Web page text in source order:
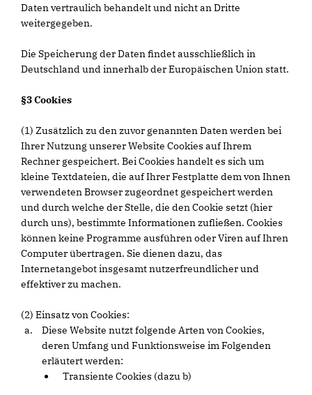
Daten vertraulich behandelt und nicht an Dritte
weitergegeben.
Die Speicherung der Daten findet ausschließlich in
Deutschland und innerhalb der Europäischen Union statt.
§3 Cookies
(1) Zusätzlich zu den zuvor genannten Daten werden bei
Ihrer Nutzung unserer Website Cookies auf Ihrem
Rechner gespeichert. Bei Cookies handelt es sich um
kleine Textdateien, die auf Ihrer Festplatte dem von Ihnen
verwendeten Browser zugeordnet gespeichert werden
und durch welche der Stelle, die den Cookie setzt (hier
durch uns), bestimmte Informationen zufließen. Cookies
können keine Programme ausführen oder Viren auf Ihren
Computer übertragen. Sie dienen dazu, das
Internetangebot insgesamt nutzerfreundlicher und
effektiver zu machen.
(2) Einsatz von Cookies:
Diese Website nutzt folgende Arten von Cookies,
deren Umfang und Funktionsweise im Folgenden
erläutert werden:
Transiente Cookies (dazu b)